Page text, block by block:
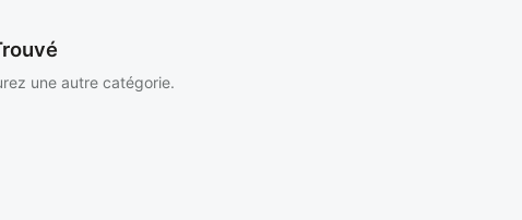
une autre catégorie.